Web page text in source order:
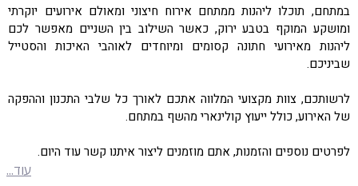
במתחם, תוכלו ליהנות ממתחם אירוח חיצוני ומאולם אירועים יוקרתי
ומושקע המוקף בטבע ירוק, כאשר השילוב בין השניים מאפשר לכם
ליהנות מאירועי חתונה קסומים ומיוחדים לאוהבי האיכות והסטייל
שביניכם.
לרשותכם, צוות מקצועי המלווה אתכם לאורך כל שלבי התכנון וההפקה
של האירוע, כולל ייעוץ קולינארי מהשף במתחם.
לפרטים נוספים והזמנות, אתם מוזמנים ליצור איתנו קשר עוד היום.
עוד...